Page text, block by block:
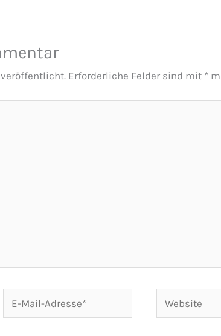
Erforderliche Felder sind mit *
E-
Mail-
Website